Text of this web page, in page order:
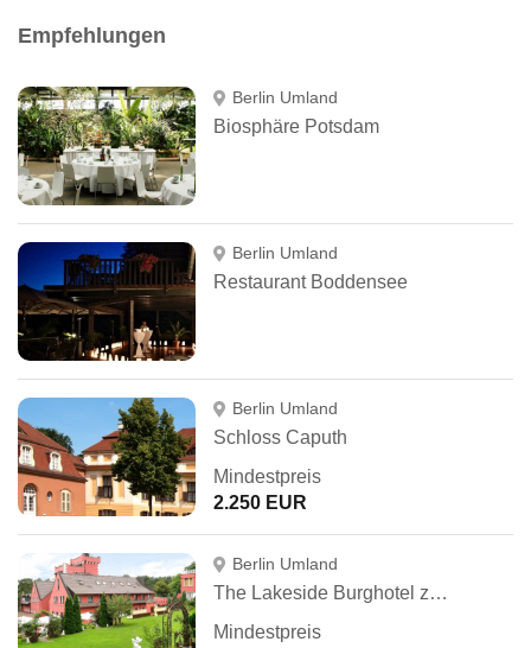
Empfehlungen
Berlin Umland
Biosphäre Potsdam
Berlin Umland
Restaurant Boddensee
Berlin Umland
Schloss Caputh
Mindestpreis
2.250 EUR
Berlin Umland
The Lakeside Burghotel zu Strausberg
Mindestpreis